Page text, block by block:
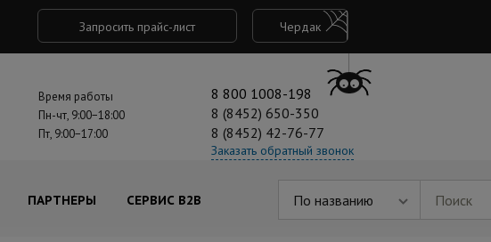
Запросить прайс-лист Чердак
Время работы
Пн-чт, 9:00−18:00
Пт, 9:00−17:00
8 800 1008-198
8 (8452) 650-350
8 (8452) 42-76-77
Заказать обратный звонок
ПАРТНЕРЫ СЕРВИС B2B По названию